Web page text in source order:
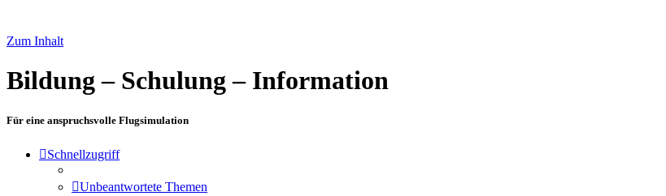
Zum Inhalt
Bildung – Schulung – Information
Für eine anspruchsvolle Flugsimulation
Schnellzugriff
Unbeantwortete Themen